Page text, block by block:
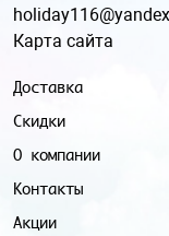
Доставка
Скидки
О компании
Контакты
Акции
Карта сайта